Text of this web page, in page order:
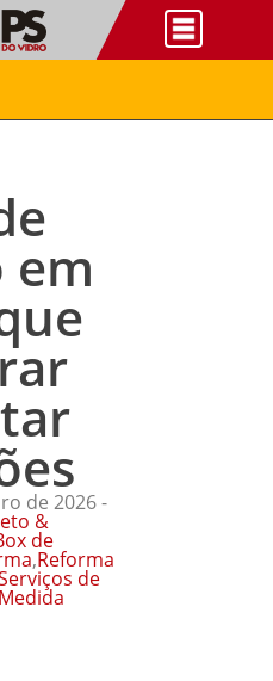
em
de 2026 -
&
de
,Reforma
de